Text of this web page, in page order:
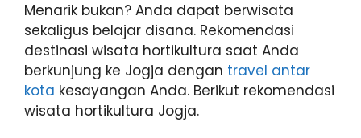
Menarik bukan? Anda dapat berwisata
sekaligus belajar disana. Rekomendasi
destinasi wisata hortikultura saat Anda
berkunjung ke Jogja dengan travel antar
kota kesayangan Anda. Berikut rekomendasi
wisata hortikultura Jogja.